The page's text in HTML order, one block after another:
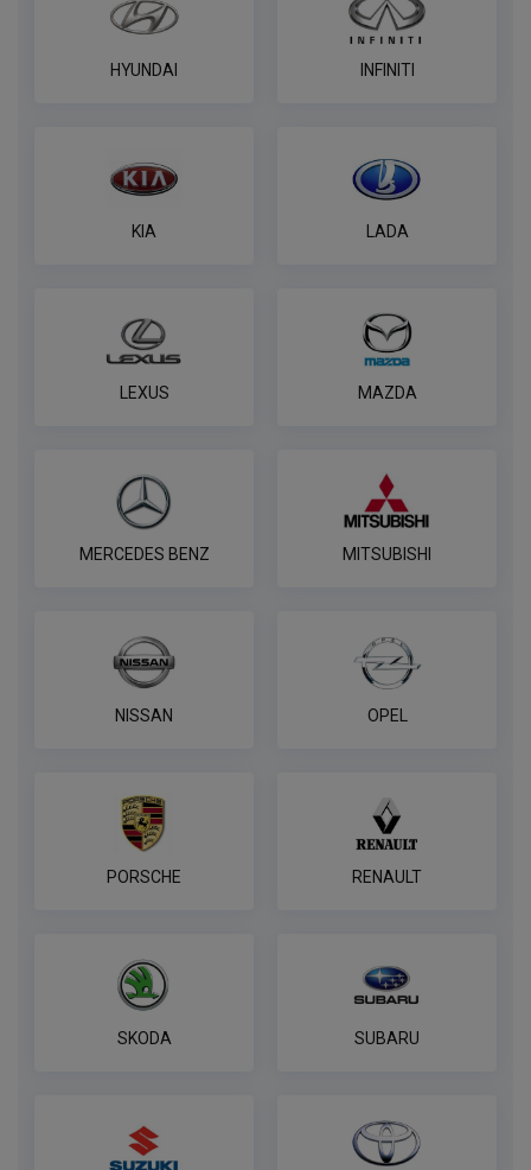
HYUNDAI INFINITI
KIA LADA
LEXUS MAZDA
MERCEDES BENZ MITSUBISHI
NISSAN OPEL
PORSCHE RENAULT
SKODA SUBARU